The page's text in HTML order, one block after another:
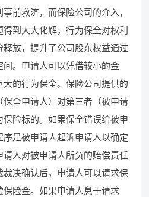
前救济，而保险公司的介入，
到大大化解，行为保全对权利
放，提升了公司股东权益通过
。申请人可以凭借较小的金
的行为保全。保险公司提供的
全申请人）对第三者（被申请
险标的。如果保全错误给被申
是被申请人起诉申请人以确定
人对被申请人所负的赔偿责任
决确认后，申请人可以请求保
险金。如果申请人怠于请求